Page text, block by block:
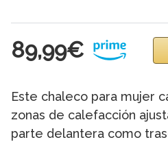
89,99€
Este chaleco para mujer
zonas de calefacción
parte delantera como